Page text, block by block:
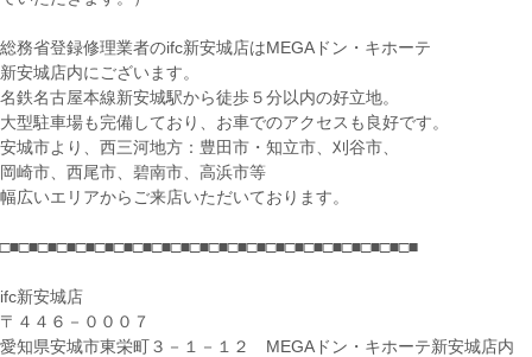
総務省登録修理業者のifc新安城店はMEGAドン・キホーテ
新安城店内にございます。
名鉄名古屋本線新安城駅から徒歩５分以内の好立地。
大型駐車場も完備しており、お車でのアクセスも良好です。
安城市より、西三河地方：豊田市・知立市、刈谷市、
岡崎市、西尾市、碧南市、高浜市等
幅広いエリアからご来店いただいております。
□■□■□■□■□■□■□■□■□■□■□■□■□■□■□■□■□■□■□■□■□■□■
ifc新安城店
〒４４６－０００７
愛知県安城市東栄町３－１－１２ MEGAドン・キホーテ新安城店内